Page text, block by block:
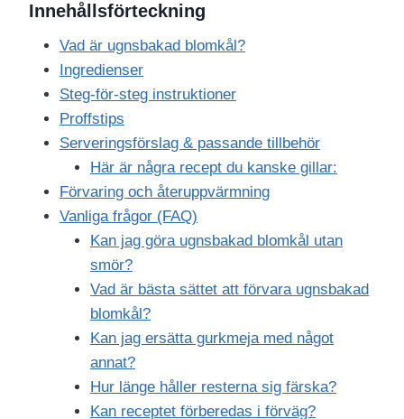
Innehållsförteckning
Vad är ugnsbakad blomkål?
Ingredienser
Steg-för-steg instruktioner
Proffstips
Serveringsförslag & passande tillbehör
Här är några recept du kanske gillar:
Förvaring och återuppvärmning
Vanliga frågor (FAQ)
Kan jag göra ugnsbakad blomkål utan
smör?
Vad är bästa sättet att förvara ugnsbakad
blomkål?
Kan jag ersätta gurkmeja med något
annat?
Hur länge håller resterna sig färska?
Kan receptet förberedas i förväg?